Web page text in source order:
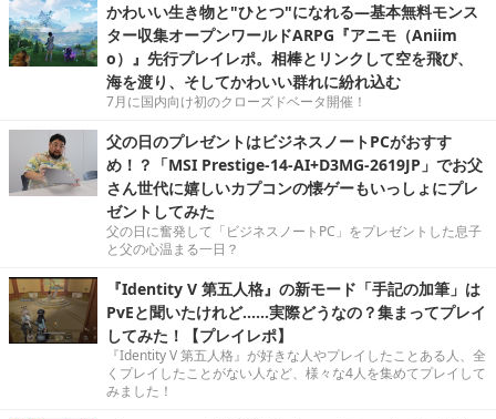
かわいい生き物と"ひとつ"になれる―基本無料モンス
ター収集オープンワールドARPG『アニモ（Aniim
o）』先行プレイレポ。相棒とリンクして空を飛び、
海を渡り、そしてかわいい群れに紛れ込む
7月に国内向け初のクローズドベータ開催！
父の日のプレゼントはビジネスノートPCがおすす
め！？「MSI Prestige-14-AI+D3MG-2619JP」でお父
さん世代に嬉しいカプコンの懐ゲーもいっしょにプレ
ゼントしてみた
父の日に奮発して「ビジネスノートPC」をプレゼントした息子
と父の心温まる一日？
『Identity V 第五人格』の新モード「手記の加筆」は
PvEと聞いたけれど……実際どうなの？集まってプレイ
してみた！【プレイレポ】
『Identity V 第五人格』が好きな人やプレイしたことある人、全
くプレイしたことがない人など、様々な4人を集めてプレイして
みました！